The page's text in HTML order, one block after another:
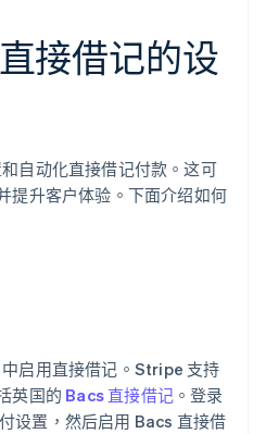
接借记的设
自动化直接借记付款。这可
提升客户体验。下面介绍如何
启用直接借记。Stripe 支持
英国的 Bacs 直接借记 。登录
设置，然后启用 Bacs 直接借